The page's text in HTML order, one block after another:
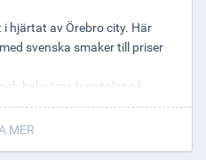
hjärtat av Örebro city. Här
svenska smaker till priser
bekväma barstolar på
medan övervåningen vigs mer
MER